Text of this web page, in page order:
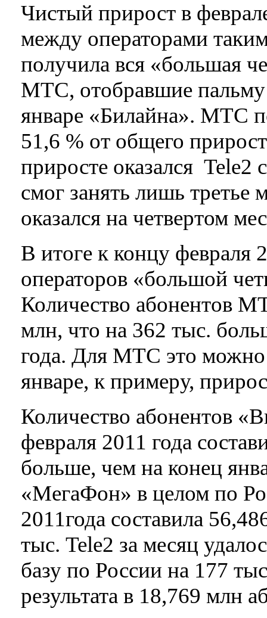
Чистый прирост в
между операторами
получила вся «большая
МТС, отобравшие пальму
январе «Билайна». МТС
51,6 % от общего
приросте оказался Tele2
смог занять лишь
оказался на четвертом
В итоге к концу февраля
операторов «большой
Количество абонентов
млн, что на 362 тыс.
года. Для МТС это можно
январе, к примеру,
Количество абонентов
февраля 2011 года
больше, чем на конец
«МегаФон» в целом по
2011года составила
тыс. Tele2 за месяц
базу по России на 177
результата в 18,769 млн